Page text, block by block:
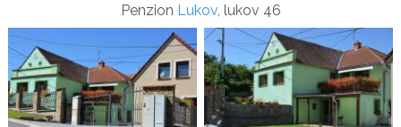
Penzion Lukov, lukov 46